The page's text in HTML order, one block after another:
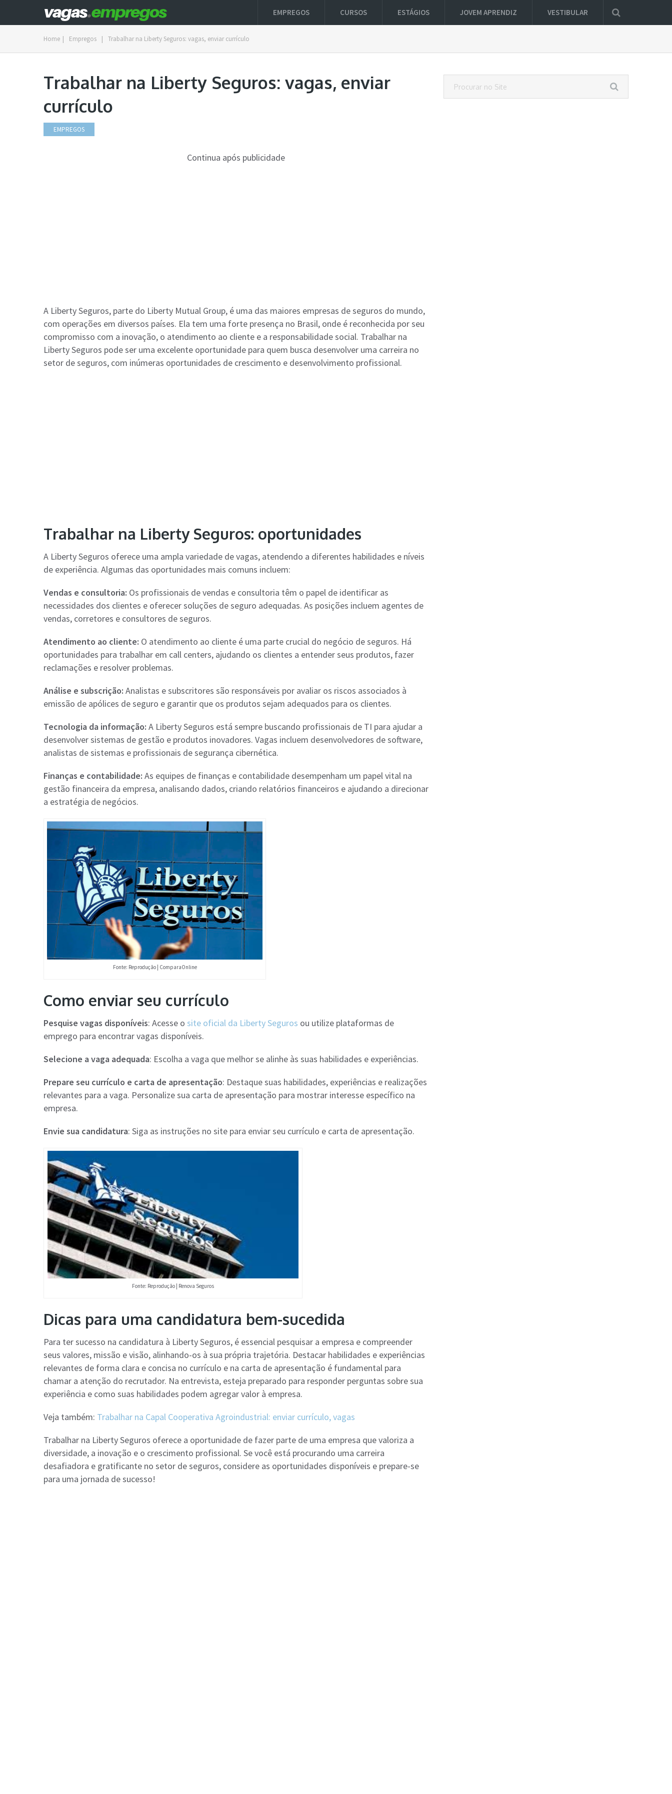
EMPREGOS CURSOS ESTÁGIOS JOVEM APRENDIZ VESTIBULAR
Home | Empregos | Trabalhar na Liberty Seguros: vagas, enviar currículo
Trabalhar na Liberty Seguros: vagas, enviar
currículo
EMPREGOS
Continua após publicidade
A Liberty Seguros, parte do Liberty Mutual Group, é uma das maiores empresas de seguros do mundo,
com operações em diversos países. Ela tem uma forte presença no Brasil, onde é reconhecida por seu
compromisso com a inovação, o atendimento ao cliente e a responsabilidade social. Trabalhar na
Liberty Seguros pode ser uma excelente oportunidade para quem busca desenvolver uma carreira no
setor de seguros, com inúmeras oportunidades de crescimento e desenvolvimento profissional.
Trabalhar na Liberty Seguros: oportunidades
A Liberty Seguros oferece uma ampla variedade de vagas, atendendo a diferentes habilidades e níveis
de experiência. Algumas das oportunidades mais comuns incluem:
Vendas e consultoria: Os profissionais de vendas e consultoria têm o papel de identificar as
necessidades dos clientes e oferecer soluções de seguro adequadas. As posições incluem agentes de
vendas, corretores e consultores de seguros.
Atendimento ao cliente: O atendimento ao cliente é uma parte crucial do negócio de seguros. Há
oportunidades para trabalhar em call centers, ajudando os clientes a entender seus produtos, fazer
reclamações e resolver problemas.
Análise e subscrição: Analistas e subscritores são responsáveis por avaliar os riscos associados à
emissão de apólices de seguro e garantir que os produtos sejam adequados para os clientes.
Tecnologia da informação: A Liberty Seguros está sempre buscando profissionais de TI para ajudar a
desenvolver sistemas de gestão e produtos inovadores. Vagas incluem desenvolvedores de software,
analistas de sistemas e profissionais de segurança cibernética.
Finanças e contabilidade: As equipes de finanças e contabilidade desempenham um papel vital na
gestão financeira da empresa, analisando dados, criando relatórios financeiros e ajudando a direcionar
a estratégia de negócios.
Fonte: Reprodução | ComparaOnline
Como enviar seu currículo
Pesquise vagas disponíveis: Acesse o site oficial da Liberty Seguros ou utilize plataformas de
emprego para encontrar vagas disponíveis.
Selecione a vaga adequada: Escolha a vaga que melhor se alinhe às suas habilidades e experiências.
Prepare seu currículo e carta de apresentação: Destaque suas habilidades, experiências e realizações
relevantes para a vaga. Personalize sua carta de apresentação para mostrar interesse específico na
empresa.
Envie sua candidatura: Siga as instruções no site para enviar seu currículo e carta de apresentação.
Fonte: Reprodução | Renova Seguros
Dicas para uma candidatura bem-sucedida
Para ter sucesso na candidatura à Liberty Seguros, é essencial pesquisar a empresa e compreender
seus valores, missão e visão, alinhando-os à sua própria trajetória. Destacar habilidades e experiências
relevantes de forma clara e concisa no currículo e na carta de apresentação é fundamental para
chamar a atenção do recrutador. Na entrevista, esteja preparado para responder perguntas sobre sua
experiência e como suas habilidades podem agregar valor à empresa.
Veja também: Trabalhar na Capal Cooperativa Agroindustrial: enviar currículo, vagas
Trabalhar na Liberty Seguros oferece a oportunidade de fazer parte de uma empresa que valoriza a
diversidade, a inovação e o crescimento profissional. Se você está procurando uma carreira
desafiadora e gratificante no setor de seguros, considere as oportunidades disponíveis e prepare-se
para uma jornada de sucesso!